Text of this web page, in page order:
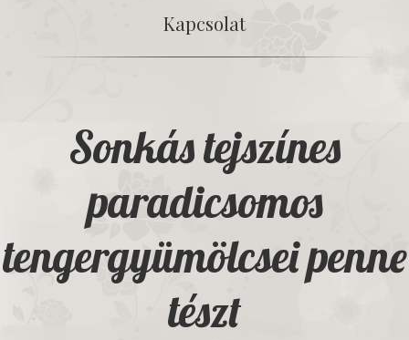
Kapcsolat
Sonkás tejszínes
paradicsomos
tengergyümölcsei penne
tészt